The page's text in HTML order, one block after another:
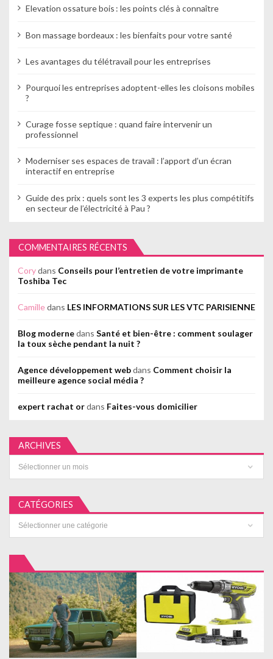
Elevation ossature bois : les points clés à connaître
Bon massage bordeaux : les bienfaits pour votre santé
Les avantages du télétravail pour les entreprises
Pourquoi les entreprises adoptent-elles les cloisons mobiles
?
Curage fosse septique : quand faire intervenir un
professionnel
Moderniser ses espaces de travail : l’apport d’un écran
interactif en entreprise
Guide des prix : quels sont les 3 experts les plus compétitifs
en secteur de l’électricité à Pau ?
COMMENTAIRES RÉCENTS
Corydans Conseils pour l’entretien de votre imprimante
Toshiba Tec
Camilledans LES INFORMATIONS SUR LES VTC PARISIENNE
Blog modernedans Santé et bien-être : comment soulager
la toux sèche pendant la nuit ?
Agence développement webdans Comment choisir la
meilleure agence social média ?
expert rachat ordans Faites-vous domicilier
ARCHIVES
CATÉGORIES